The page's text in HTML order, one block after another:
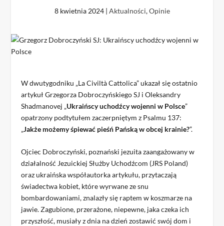
8 kwietnia 2024| Aktualności,Opinie
W dwutygodniku „La Civiltà Cattolica” ukazał się ostatnio
artykuł Grzegorza Dobroczyńskiego SJ i Oleksandry
Shadmanovej „Ukraińscy uchodźcy wojenni w Polsce”
opatrzony podtytułem zaczerpniętym z Psalmu 137:
„Jakże możemy śpiewać pieśń Pańską w obcej krainie?”.
Ojciec Dobroczyński, poznański jezuita zaangażowany w
działalność Jezuickiej Służby Uchodźcom (JRS Poland)
oraz ukraińska współautorka artykułu, przytaczają
świadectwa kobiet, które wyrwane ze snu
bombardowaniami, znalazły się raptem w koszmarze na
jawie. Zagubione, przerażone, niepewne, jaka czeka ich
przyszłość, musiały z dnia na dzień zostawić swój dom i